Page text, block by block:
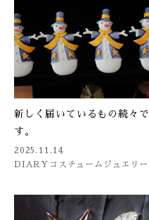
新しく届いているもの続々で
す。
2025.11.14
DIARY コスチュームジュエリー